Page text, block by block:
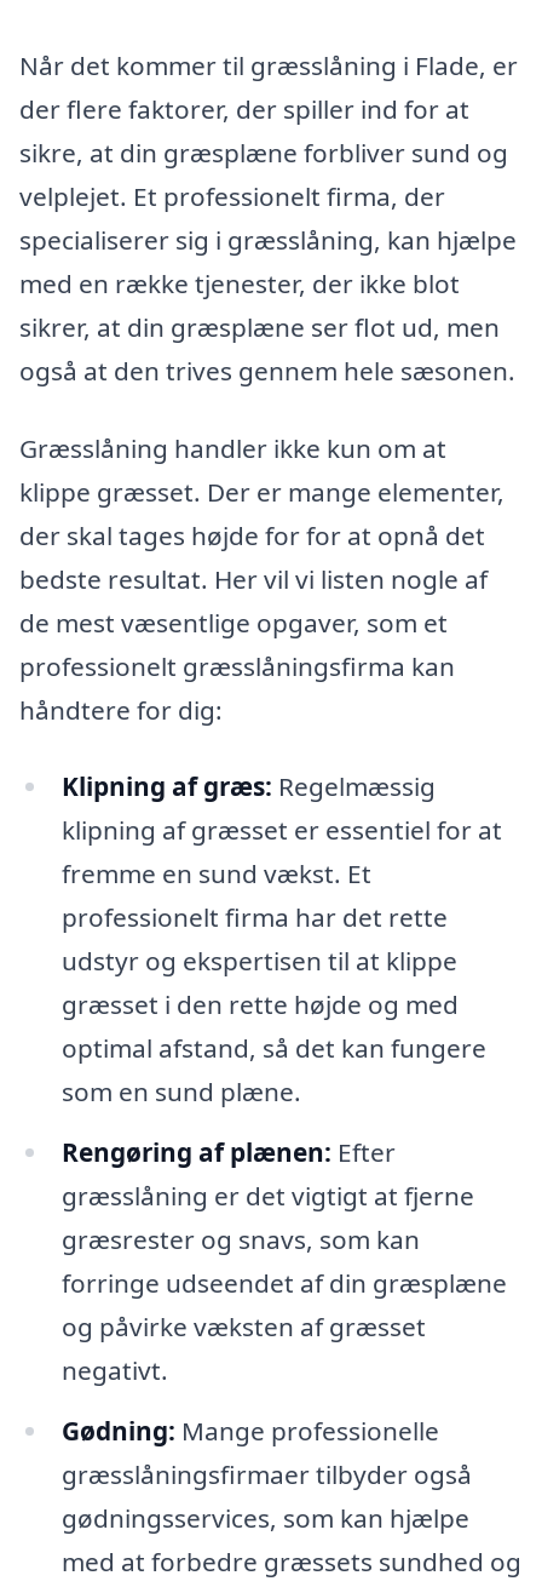
Når det kommer til græsslåning i Flade, er
der flere faktorer, der spiller ind for at
sikre, at din græsplæne forbliver sund og
velplejet. Et professionelt firma, der
specialiserer sig i græsslåning, kan hjælpe
med en række tjenester, der ikke blot
sikrer, at din græsplæne ser flot ud, men
også at den trives gennem hele sæsonen.
Græsslåning handler ikke kun om at
klippe græsset. Der er mange elementer,
der skal tages højde for for at opnå det
bedste resultat. Her vil vi listen nogle af
de mest væsentlige opgaver, som et
professionelt græsslåningsfirma kan
håndtere for dig:
Klipning af græs: Regelmæssig
klipning af græsset er essentiel for at
fremme en sund vækst. Et
professionelt firma har det rette
udstyr og ekspertisen til at klippe
græsset i den rette højde og med
optimal afstand, så det kan fungere
som en sund plæne.
Rengøring af plænen: Efter
græsslåning er det vigtigt at fjerne
græsrester og snavs, som kan
forringe udseendet af din græsplæne
og påvirke væksten af græsset
negativt.
Gødning: Mange professionelle
græsslåningsfirmaer tilbyder også
gødningsservices, som kan hjælpe
med at forbedre græssets sundhed og